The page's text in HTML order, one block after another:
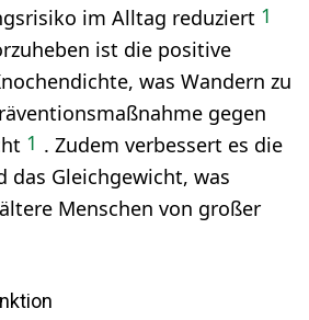
im Alltag reduziert 1
ist die positive
was Wandern zu
gegen
1 . Zudem verbessert es die
das Gleichgewicht, was
Menschen von großer